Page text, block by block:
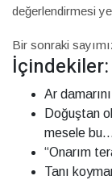
değerlendirmesi
Bir sonraki
İçindekiler:
Ar
Doğuştan
mesele
“Onarım
Tanı